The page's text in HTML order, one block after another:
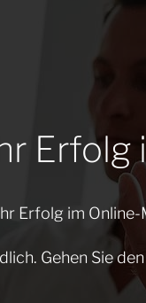
Erfolg im
Gehen Sie